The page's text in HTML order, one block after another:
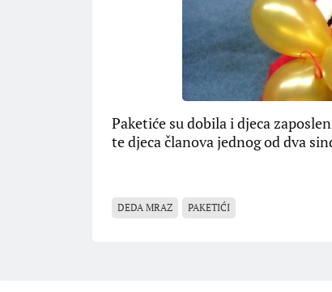
Paketiće su dobila i djeca
te djeca članova jednog od dva
DEDA MRAZ PAKETIĆI